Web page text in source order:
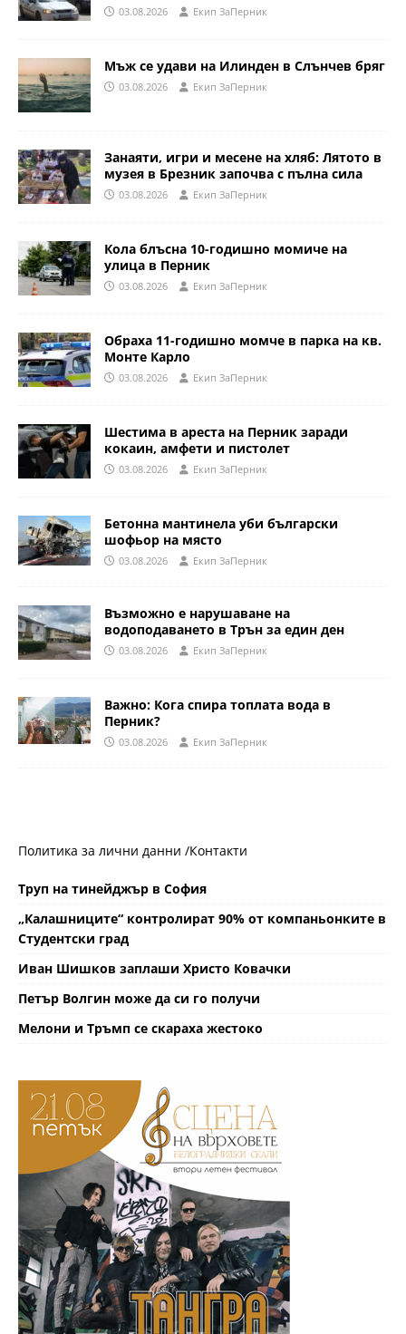
03.08.2026 Eкип ЗаПерник
Мъж се удави на Илинден в Слънчев бряг
03.08.2026 Eкип ЗаПерник
Занаяти, игри и месене на хляб: Лятото в
музея в Брезник започва с пълна сила
03.08.2026 Eкип ЗаПерник
Кола блъсна 10-годишно момиче на
улица в Перник
03.08.2026 Eкип ЗаПерник
Обраха 11-годишно момче в парка на кв.
Монте Карло
03.08.2026 Eкип ЗаПерник
Шестима в ареста на Перник заради
кокаин, амфети и пистолет
03.08.2026 Eкип ЗаПерник
Бетонна мантинела уби български
шофьор на място
03.08.2026 Eкип ЗаПерник
Възможно е нарушаване на
водоподаването в Трън за един ден
03.08.2026 Eкип ЗаПерник
Важно: Кога спира топлата вода в
Перник?
03.08.2026 Eкип ЗаПерник
Политика за лични данни /Контакти
Труп на тинейджър в София
„Калашниците“ контролират 90% от компаньонките в
Студентски град
Иван Шишков заплаши Христо Ковачки
Петър Волгин може да си го получи
Мелони и Тръмп се скараха жестоко